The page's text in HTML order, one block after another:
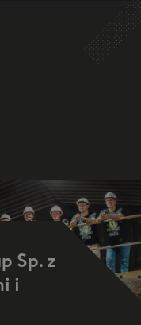
mobile
container
Sp. z
i